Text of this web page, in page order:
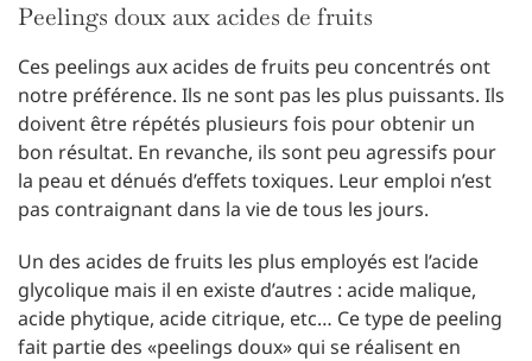
Peelings doux aux acides de fruits
Ces peelings aux acides de fruits peu concentrés ont
notre préférence. Ils ne sont pas les plus puissants. Ils
doivent être répétés plusieurs fois pour obtenir un
bon résultat. En revanche, ils sont peu agressifs pour
la peau et dénués d’effets toxiques. Leur emploi n’est
pas contraignant dans la vie de tous les jours.
Un des acides de fruits les plus employés est l’acide
glycolique mais il en existe d’autres : acide malique,
acide phytique, acide citrique, etc… Ce type de peeling
fait partie des «peelings doux» qui se réalisent en